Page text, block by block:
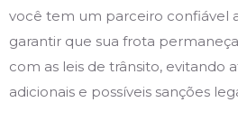
você tem um parceiro confiável
garantir que sua frota
com as leis de trânsito, evitando
adicionais e possíveis sanções